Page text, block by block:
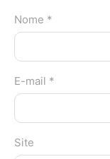
Nome *
E-mail *
Site